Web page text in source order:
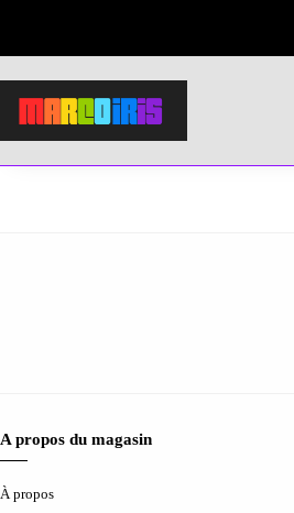
A propos du magasin
À propos